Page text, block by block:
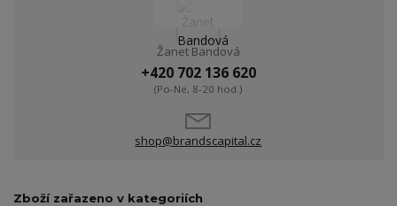
Žanet Bandová
+420 702 136 620
(Po-Ne, 8-20 hod.)
shop@brandscapital.cz
Zboží zařazeno v kategoriích